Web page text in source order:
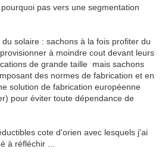
pas vers une segmentation
solaire : sachons à la fois profiter du
à moindre cout devant leurs
de grande taille mais sachons
des normes de fabrication et en
solution de fabrication européenne
pour éviter toute dépendance de
cote d'orien avec lesquels j'ai
à réfléchir ...